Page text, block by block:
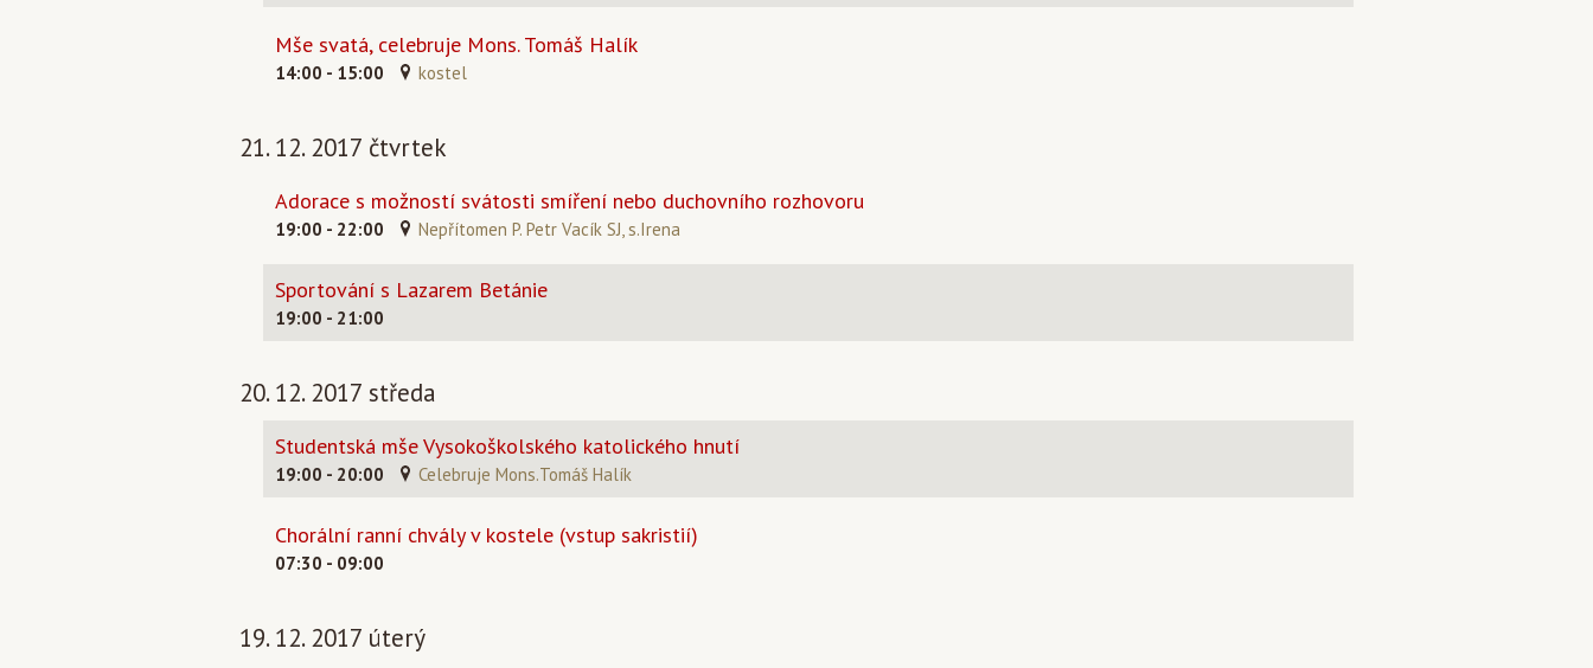
Mše svatá, celebruje Mons. Tomáš Halík
14:00 - 15:00 kostel
21. 12. 2017 čtvrtek
Adorace s možností svátosti smíření nebo duchovního rozhovoru
19:00 - 22:00 Nepřítomen P. Petr Vacík SJ, s.Irena
Sportování s Lazarem Betánie
19:00 - 21:00
20. 12. 2017 středa
Studentská mše Vysokoškolského katolického hnutí
19:00 - 20:00 Celebruje Mons.Tomáš Halík
Chorální ranní chvály v kostele (vstup sakristií)
07:30 - 09:00
19. 12. 2017 úterý